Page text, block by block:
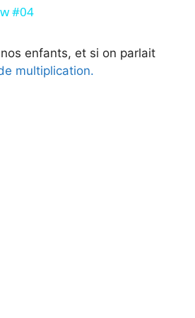
y
#04
enfants, et si on parlait
multiplication.